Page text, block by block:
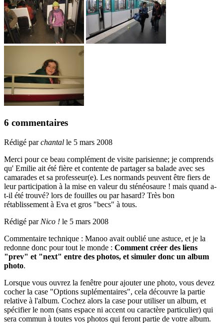
6 commentaires
Rédigé parchantal le 5 mars 2008
Merci pour ce beau complément de visite parisienne; je comprends
qu' Emilie ait été fière et contente de partager sa balade avec ses
camarades et sa professeur(e). Les normands peuvent être fiers de
leur participation à la mise en valeur du sténéosaure ! mais quand a-
t-il été trouvé? lors de fouilles ou par hasard? Très bon
rétablissement à Eva et gros "becs" à tous.
Rédigé par Nico ! le 5 mars 2008
Commentaire technique : Manoo avait oublié une astuce, et je la
redonne donc pour tout le monde : Comment créer des liens
"prev" et "next" entre des photos, et simuler donc un album
photo.
Lorsque vous ouvrez la fenêtre pour ajouter une photo, vous devez
cocher la case "Options suplémentaires", cela découvre la partie
relative à l'album. Cochez alors la case pour utiliser un album, et
spécifier le nom (sans espace ni accent ou caractère particulier) qui
sera commun à toutes vos photos qui feront partie de votre album.